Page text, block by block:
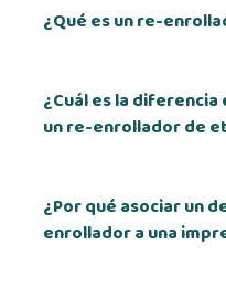
¿Qué es un re-
¿Cuál es la
un re-enrollador de
¿Por qué asociar un
enrollador a una